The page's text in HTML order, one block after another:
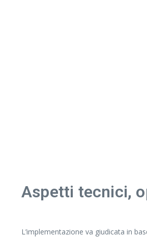
Aspetti tecnici,
L’implementazione va giudicata in